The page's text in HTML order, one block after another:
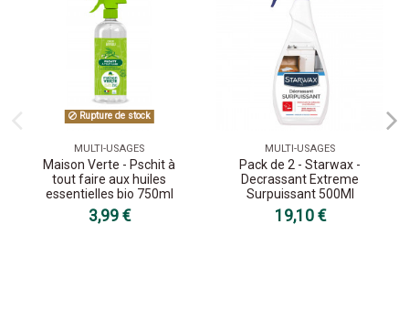
Rupture de stock
MULTI-USAGES
Maison Verte - Pschit à
tout faire aux huiles
essentielles bio 750ml
3,99 €
MULTI-USAGES
Pack de 2 - Starwax -
Decrassant Extreme
Surpuissant 500Ml
19,10 €